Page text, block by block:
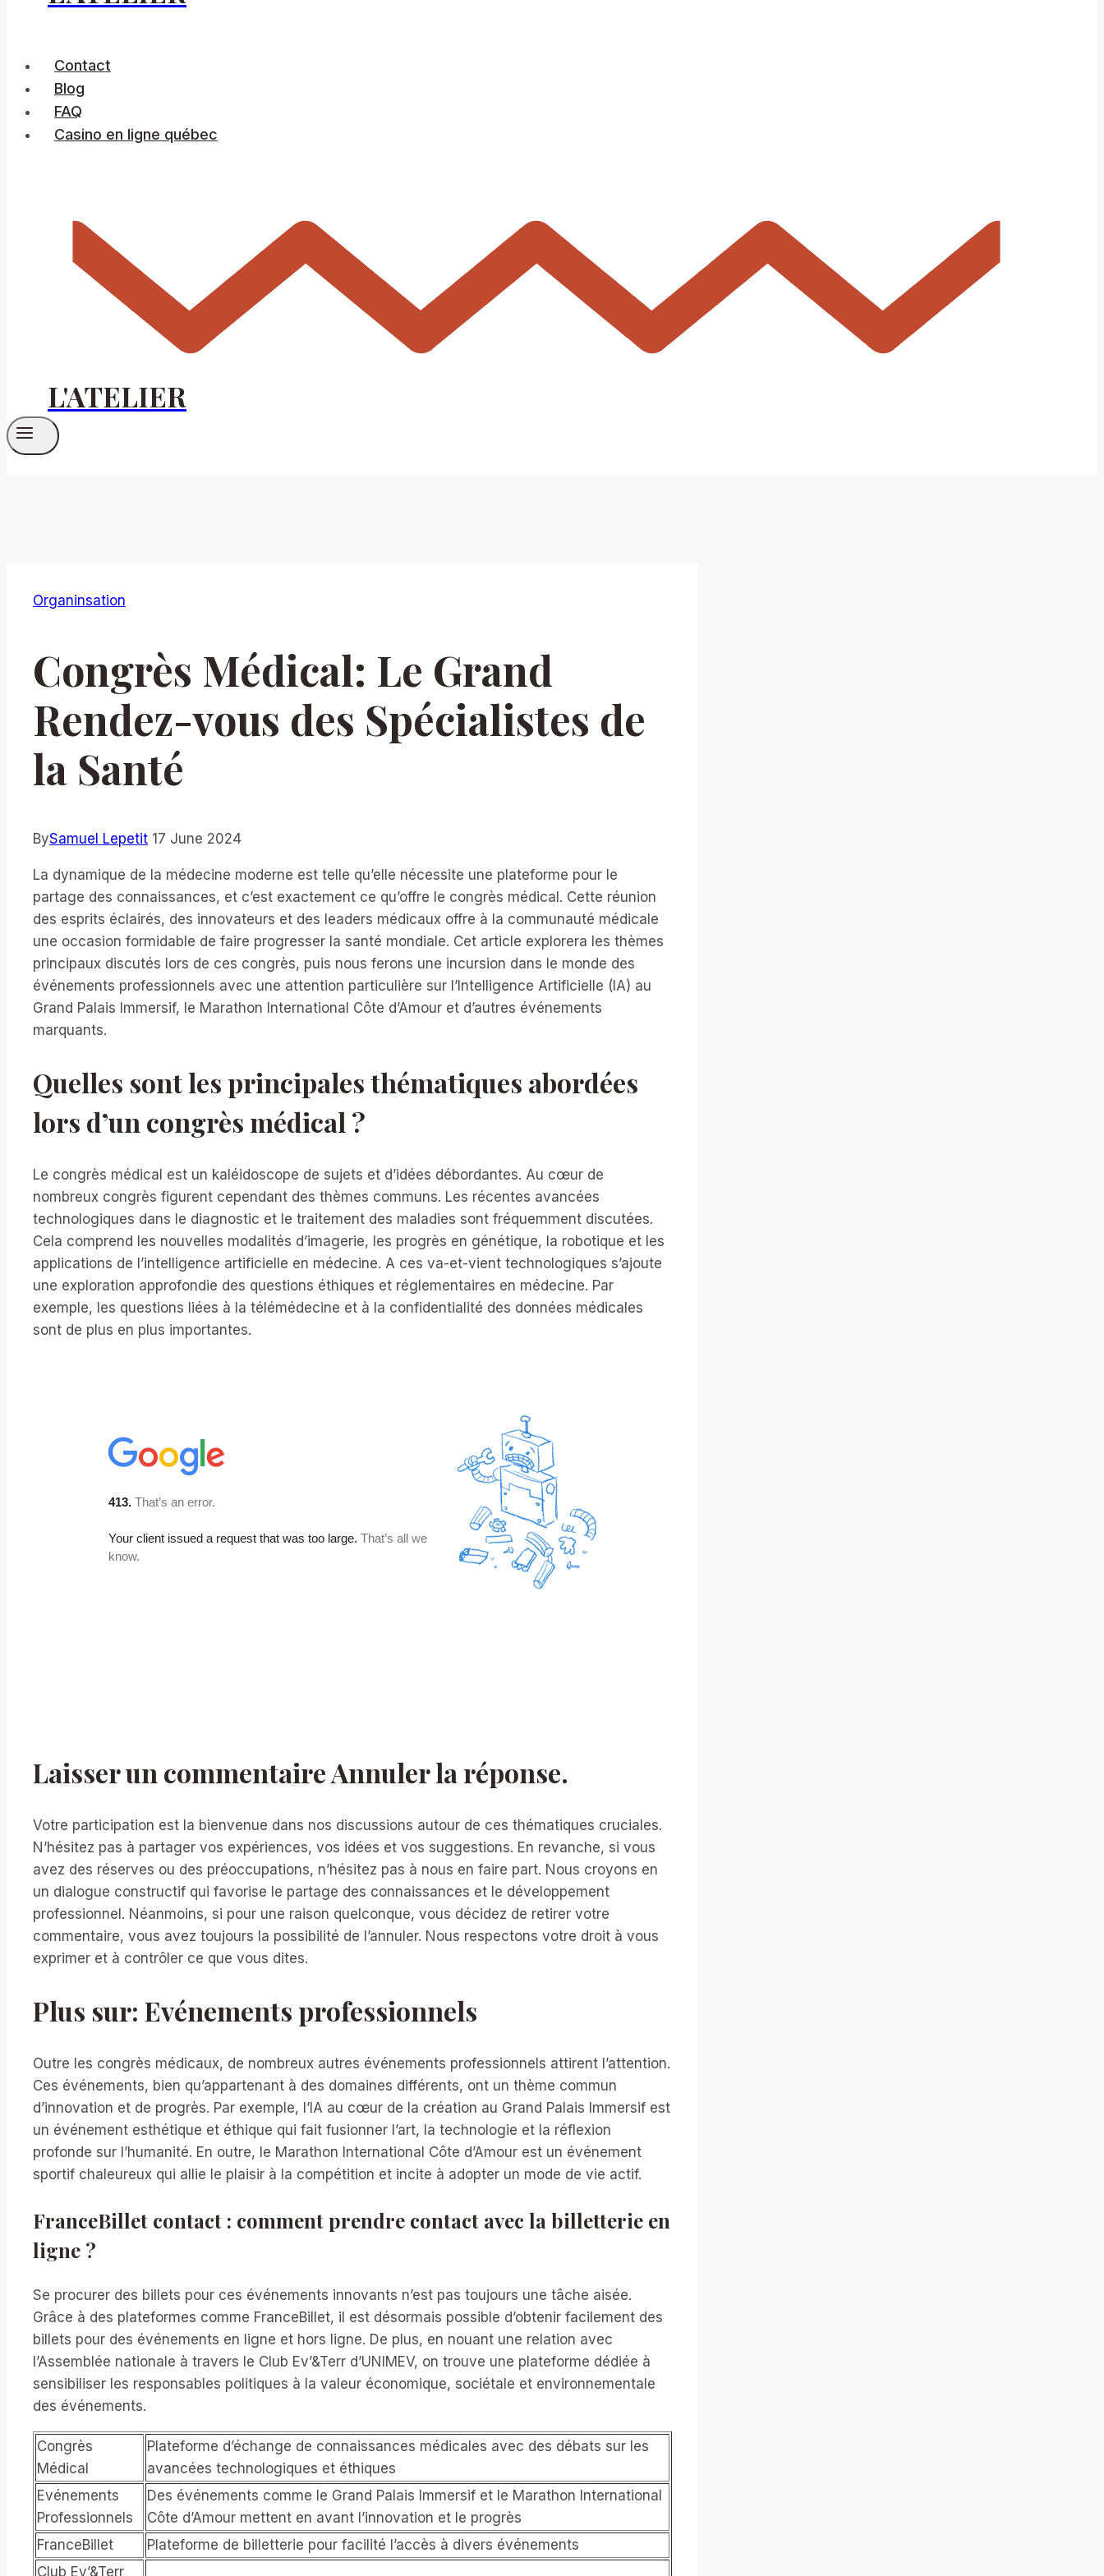
Contact
Blog
FAQ
Casino en ligne québec
L'ATELIER
Organinsation
Congrès Médical: Le Grand
Rendez-vous des Spécialistes de
la Santé
BySamuel Lepetit 17 June 2024
La dynamique de la médecine moderne est telle qu’elle nécessite une plateforme pour le
partage des connaissances, et c’est exactement ce qu’offre le congrès médical. Cette réunion
des esprits éclairés, des innovateurs et des leaders médicaux offre à la communauté médicale
une occasion formidable de faire progresser la santé mondiale. Cet article explorera les thèmes
principaux discutés lors de ces congrès, puis nous ferons une incursion dans le monde des
événements professionnels avec une attention particulière sur l’Intelligence Artificielle (IA) au
Grand Palais Immersif, le Marathon International Côte d’Amour et d’autres événements
marquants.
Quelles sont les principales thématiques abordées
lors d’un congrès médical ?
Le congrès médical est un kaléidoscope de sujets et d’idées débordantes. Au cœur de
nombreux congrès figurent cependant des thèmes communs. Les récentes avancées
technologiques dans le diagnostic et le traitement des maladies sont fréquemment discutées.
Cela comprend les nouvelles modalités d’imagerie, les progrès en génétique, la robotique et les
applications de l’intelligence artificielle en médecine. A ces va-et-vient technologiques s’ajoute
une exploration approfondie des questions éthiques et réglementaires en médecine. Par
exemple, les questions liées à la télémédecine et à la confidentialité des données médicales
sont de plus en plus importantes.
Laisser un commentaire Annuler la réponse.
Votre participation est la bienvenue dans nos discussions autour de ces thématiques cruciales.
N’hésitez pas à partager vos expériences, vos idées et vos suggestions. En revanche, si vous
avez des réserves ou des préoccupations, n’hésitez pas à nous en faire part. Nous croyons en
un dialogue constructif qui favorise le partage des connaissances et le développement
professionnel. Néanmoins, si pour une raison quelconque, vous décidez de retirer votre
commentaire, vous avez toujours la possibilité de l’annuler. Nous respectons votre droit à vous
exprimer et à contrôler ce que vous dites.
Plus sur: Evénements professionnels
Outre les congrès médicaux, de nombreux autres événements professionnels attirent l’attention.
Ces événements, bien qu’appartenant à des domaines différents, ont un thème commun
d’innovation et de progrès. Par exemple, l’IA au cœur de la création au Grand Palais Immersif est
un événement esthétique et éthique qui fait fusionner l’art, la technologie et la réflexion
profonde sur l’humanité. En outre, le Marathon International Côte d’Amour est un événement
sportif chaleureux qui allie le plaisir à la compétition et incite à adopter un mode de vie actif.
FranceBillet contact : comment prendre contact avec la billetterie en
ligne ?
Se procurer des billets pour ces événements innovants n’est pas toujours une tâche aisée.
Grâce à des plateformes comme FranceBillet, il est désormais possible d’obtenir facilement des
billets pour des événements en ligne et hors ligne. De plus, en nouant une relation avec
l’Assemblée nationale à travers le Club Ev’&Terr d’UNIMEV, on trouve une plateforme dédiée à
sensibiliser les responsables politiques à la valeur économique, sociétale et environnementale
des événements.
Congrès
Médical
Plateforme d’échange de connaissances médicales avec des débats sur les
avancées technologiques et éthiques
Evénements
Professionnels
Des événements comme le Grand Palais Immersif et le Marathon International
Côte d’Amour mettent en avant l’innovation et le progrès
FranceBillet
Plateforme de billetterie pour facilité l’accès à divers événements
Club Ev’&Terr